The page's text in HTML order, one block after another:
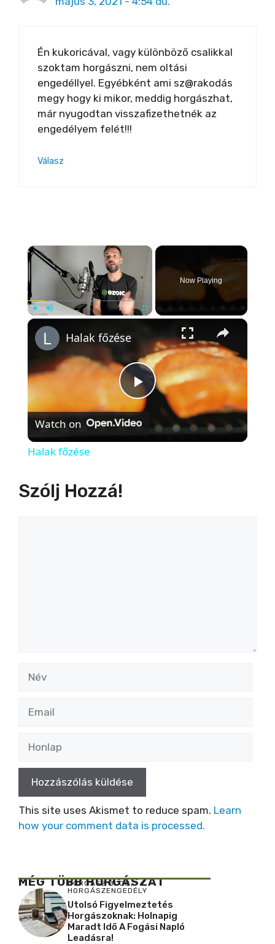
Én kukoricával, vagy különböző csalikkal
szoktam horgászni, nem oltási
engedéllyel. Egyébként ami sz@rakodás
megy hogy ki mikor, meddig horgászhat,
már nyugodtan visszafizethetnék az
engedélyem felét!!!
Válasz
×
Now Playing
×
P
l
Halak főzése
Watch on
Halak főzése
Szólj Hozzá!
This site uses Akismet to reduce spam. Learn
how your comment data is processed.
MÉG TÖBB HORGÁSZAT
HORGÁSZ BLOG,
HORGÁSZENGEDÉLY
Utolsó Figyelmeztetés
Horgászoknak: Holnapig
Maradt Idő A Fogási Napló
Leadásra!